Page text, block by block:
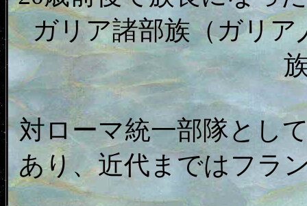
ガリア諸部族（ガリ
対ローマ統一部隊とし
あり、近代まではフラ